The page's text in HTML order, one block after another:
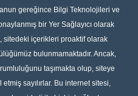
gereğince Bilgi Teknolojileri ve
bir Yer Sağlayıcı olarak
sitedeki içerikleri proaktif olarak
bulunmamaktadır. Ancak,
taşımakta olup, siteye
sayılırlar. Bu internet sitesi,